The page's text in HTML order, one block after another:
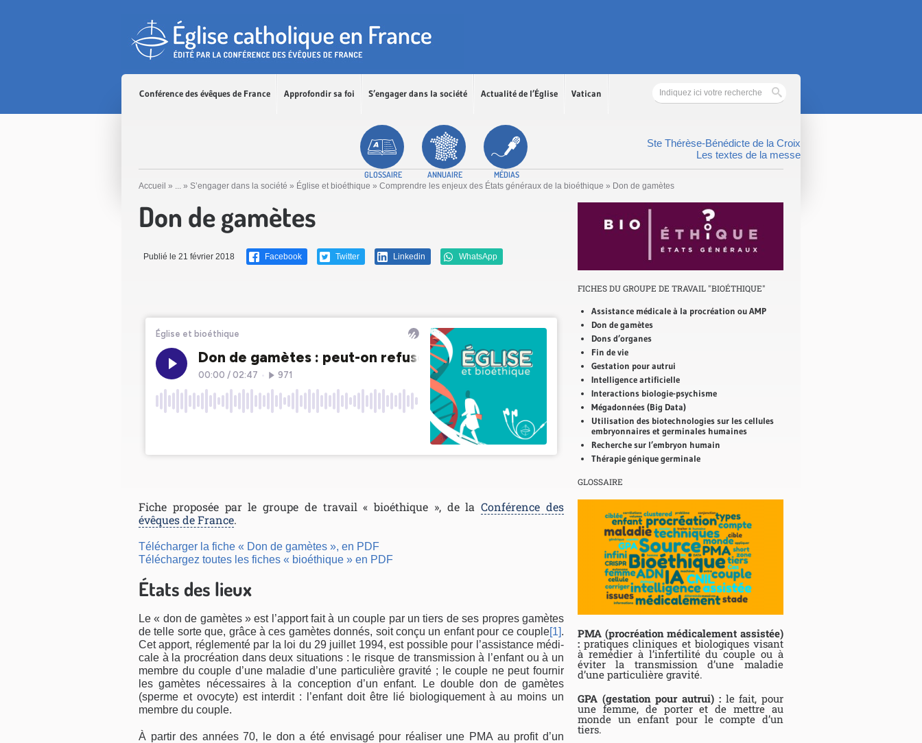
Conférence des évêques de France Approfondir sa foi S’engager dans la société Actualité de l’Église Vatican
GLOSSAIRE ANNUAIRE MÉDIAS
Ste Thérèse-Bénédicte de la Croix
Les textes de la messe
Accueil » ... » S’engager dans la société » Église et bioéthique » Comprendre les enjeux des États généraux de la bioéthique » Don de gamètes
Don de gamètes
Publié le 21 février 2018 Facebook Twitter Linkedin WhatsApp
Fiche proposée par le groupe de travail « bioéthique », de laConférence des
évêques de France.
Télécharger la fiche « Don de gamètes », en PDF
Téléchargez toutes les fiches « bioéthique » en PDF
États des lieux
Le « don de gamètes » est l’apport fait à un couple par un tiers de ses propres gamètes
de telle sorte que, grâce à ces gamètes donnés, soit conçu un enfant pour ce couple[1].
Cet apport, réglementé par la loi du 29 juillet 1994, est possible pour l’assistance médi­
cale à la procréation dans deux situations : le risque de transmission à l’enfant ou à un
membre du couple d’une maladie d’une particulière gravité ; le couple ne peut fournir
les gamètes nécessaires à la conception d’un enfant. Le double don de gamètes
(sperme et ovocyte) est interdit : l’enfant doit être lié biologique­ment à au moins un
membre du couple.
À partir des années 70, le don a été envisagé pour réaliser une PMA au profit d’un
FICHES DU GROUPE DE TRAVAIL "BIOÉTHIQUE"
Assistance médicale à la procréation ou AMP
Don de gamètes
Dons d’organes
Fin de vie
Gestation pour autrui
Intelligence artificielle
Interactions biologie-psychisme
Mégadonnées (Big Data)
Utilisation des biotechnologies sur les cellules
embryonnaires et germinales humaines
Recherche sur l’embryon humain
Thérapie génique germinale
GLOSSAIRE
PMA (procréation médicalement assistée)
:pratiques cliniques et biologiques visant
à remédier à l’infertilité du couple ou à
éviter la transmission d’une maladie
d’une particulière gravité.
GPA (gestation pour autrui) :le fait, pour
une femme, de porter et de mettre au
monde un enfant pour le compte d’un
tiers.